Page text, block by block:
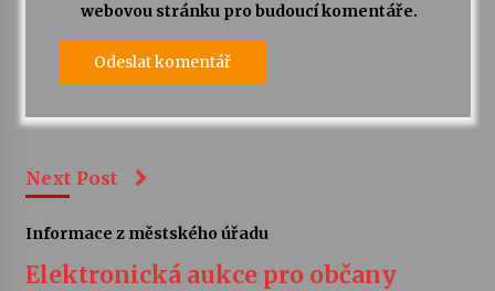
webovou stránku pro budoucí komentáře.
Next Post
Informace z městského úřadu
Elektronická aukce pro občany